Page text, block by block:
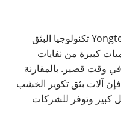
تستخدم آلة بثق الكريات Yongte WPC تكنولوجيا البثق
كبيرة من نفايات
وقت قصير. بالمقارنة
فإن آلات بثق تكوير الخشب
كبير وتوفر للشركات